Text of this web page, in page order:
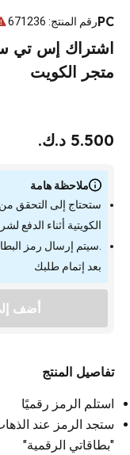
PCرقم المنتج:
671236
متجر الكويت
5.500 د.ك.
ملاحظة هامة
ستحتاج إلى التحقق من
الكويتية أثناء الدفع
.سيتم إرسال رمز
بعد إتمام طلبك
أضف
تفاصيل المنتج
استلم الرمز رقميًا
ستجد الرمز عند
"بطاقاتي الرقمية"